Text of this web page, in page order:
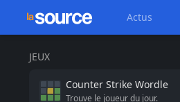
Actus
JEUX
Counter Strike Wordle
Trouve le joueur du jour.